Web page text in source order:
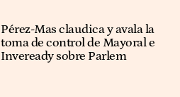
Pérez-Mas claudica y avala la
toma de control de Mayoral e
Inveready sobre Parlem